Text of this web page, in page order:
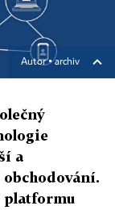
Autor ▪archiv
a
platformu